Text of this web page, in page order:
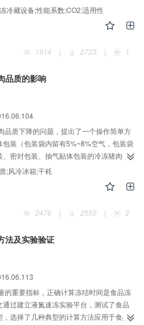
，但在充注量方面需规避泄漏窒息的风
GB/T 21362—2008名义工况下的COP比
，CO2冷风机蒸发器比传统产品在性能
R22系统的成本会增加1~2倍，CO2冷冻
；CO2在工商制冷行业的热泵热
方面开展深入的工作。
冷藏设备;性能系数;CO2;适用性
1914
| 2723 | 1
品质的影响
品质下降的问题，提出了一个操作简单方
装（包装袋内留有5%~8%空气，包装袋
密封包装、抽气贴体包装的冷冻猪肉干
性、剪切力、微观结构等指标，研究了
。研究发现：不包装的干耗率、L*值、b*
解冻汁液流失率、a*值、质构特性、剪
，微观结构的完整性受到破坏的程度严
气贴体包装的干耗率在60 d后显著小于密
抽气贴体包装可以有效地维持冻肉品
;风冷冰箱;干耗
2476
| 2550 | 2
法及实验验证
的重要指标，正确计算冻结时间是食品冻
过建立液氮速冻实验平台，测试了食品
选择了几种典型的计算方法应用于食品